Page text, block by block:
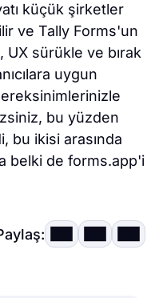
küçük şirketler
ve Tally Forms'un
UX sürükle ve bırak
uygun
bu yüzden
bu ikisi arasında
belki de forms.app'i